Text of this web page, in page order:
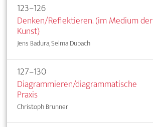
123–126
Denken/Reflektieren. (im Medium der
Kunst)
Jens Badura, Selma Dubach
127–130
Diagrammieren/diagrammatische
Praxis
Christoph Brunner